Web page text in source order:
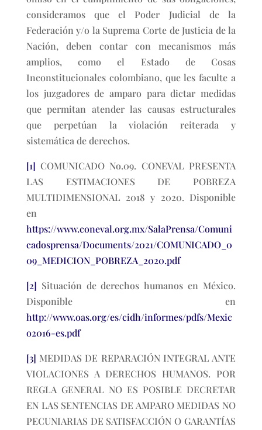
consideramos que el Poder Judicial de la
Federación y/o la Suprema Corte de Justicia de la
Nación, deben contar con mecanismos más
amplios, como el Estado de Cosas
Inconstitucionales colombiano, que les faculte a
los juzgadores de amparo para dictar medidas
que permitan atender las causas estructurales
que perpetúan la violación reiterada y
sistemática de derechos.
[1] COMUNICADO No.09. CONEVAL PRESENTA
LAS ESTIMACIONES DE POBREZA
MULTIDIMENSIONAL 2018 y 2020. Disponible
en
https://www.coneval.org.mx/SalaPrensa/Comuni
cadosprensa/Documents/2021/COMUNICADO_0
09_MEDICION_POBREZA_2020.pdf
[2] Situación de derechos humanos en México.
Disponible en
http://www.oas.org/es/cidh/informes/pdfs/Mexic
o2016-es.pdf
[3] MEDIDAS DE REPARACIÓN INTEGRAL ANTE
VIOLACIONES A DERECHOS HUMANOS. POR
REGLA GENERAL NO ES POSIBLE DECRETAR
EN LAS SENTENCIAS DE AMPARO MEDIDAS NO
PECUNIARIAS DE SATISFACCIÓN O GARANTÍAS